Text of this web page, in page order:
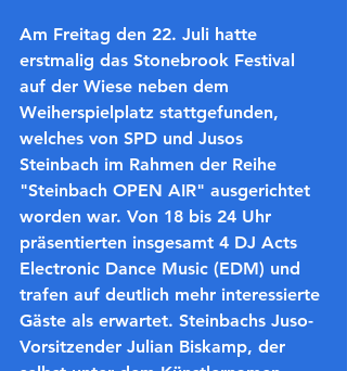
Am Freitag den 22. Juli hatte
erstmalig das Stonebrook Festival
auf der Wiese neben dem
Weiherspielplatz stattgefunden,
welches von SPD und Jusos
Steinbach im Rahmen der Reihe
"Steinbach OPEN AIR" ausgerichtet
worden war. Von 18 bis 24 Uhr
präsentierten insgesamt 4 DJ Acts
Electronic Dance Music (EDM) und
trafen auf deutlich mehr interessierte
Gäste als erwartet. Steinbachs Juso-
Vorsitzender Julian Biskamp, der